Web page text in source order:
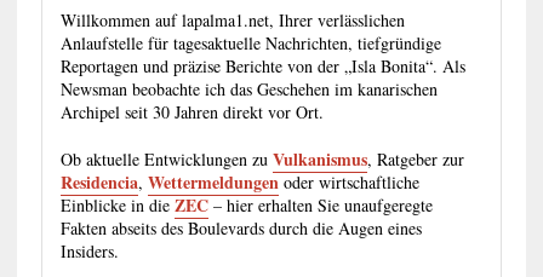
Willkommen auf lapalma1.net, Ihrer verlässlichen
Anlaufstelle für tagesaktuelle Nachrichten, tiefgründige
Reportagen und präzise Berichte von der „Isla Bonita“. Als
Newsman beobachte ich das Geschehen im kanarischen
Archipel seit 30 Jahren direkt vor Ort.
Ob aktuelle Entwicklungen zu Vulkanismus, Ratgeber zur
Residencia, Wettermeldungenoder wirtschaftliche
Einblicke in die ZEC– hier erhalten Sie unaufgeregte
Fakten abseits des Boulevards durch die Augen eines
Insiders.